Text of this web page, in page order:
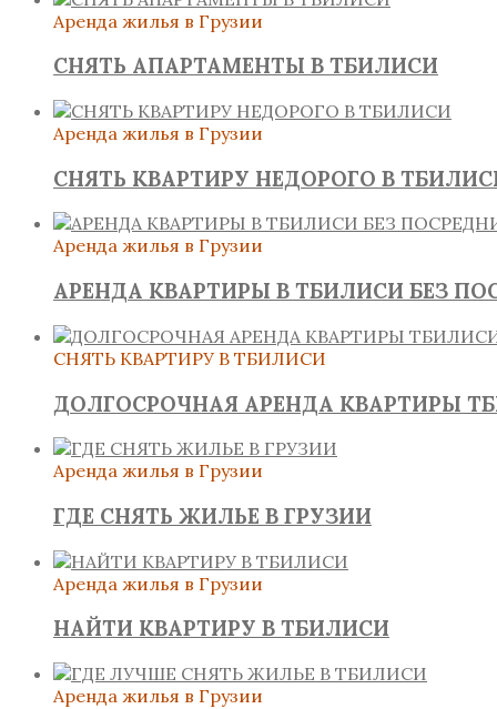
Аренда жилья в Грузии
СНЯТЬ АПАРТАМЕНТЫ В ТБИЛИСИ
Аренда жилья в Грузии
СНЯТЬ КВАРТИРУ НЕДОРОГО В
Аренда жилья в Грузии
АРЕНДА КВАРТИРЫ В ТБИЛИСИ БЕЗ
СНЯТЬ КВАРТИРУ В ТБИЛИСИ
ДОЛГОСРОЧНАЯ АРЕНДА КВАРТИРЫ
Аренда жилья в Грузии
ГДЕ СНЯТЬ ЖИЛЬЕ В ГРУЗИИ
Аренда жилья в Грузии
НАЙТИ КВАРТИРУ В ТБИЛИСИ
Аренда жилья в Грузии